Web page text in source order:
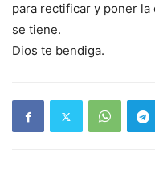
para rectificar y poner la
se tiene.
Dios te bendiga.